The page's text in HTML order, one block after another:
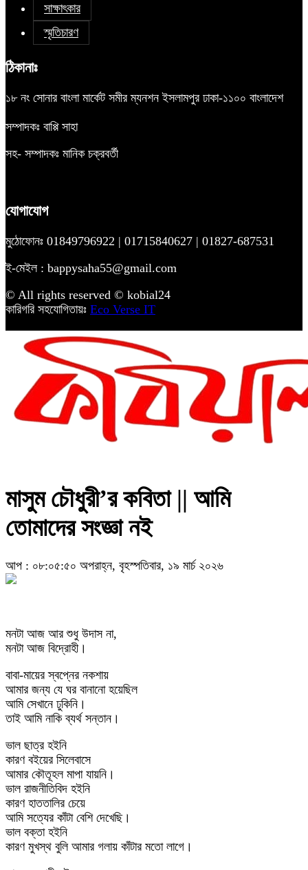
সাক্ষাৎকার
স্মৃতিচারণ
ঠিকানাঃ
১৮ নং সোনার বাংলা মার্কেট সমীর ম্যনশন ইসলামপুর ঢাকা-১১০০ বাংলাদেশ
সম্পাদকঃ বাপ্পি সাহা
সহ- সম্পাদকঃ মানিক চক্রবর্তী
যোগাযোগ
মুঠোফোনঃ 01849796922 | 01715840627 | 01827-687531
ই-মেইল : bappysaha55@gmail.com
© All rights reserved © kobial24
কারিগরি সহযোগিতায়ঃ Eco Verse IT
মাসুম চৌধুরী’র কবিতা || আমি
তোমাদের সংজ্ঞা নই
আপ : ০৮:০৫:৫০ অপরাহ্ন, বৃহস্পতিবার, ১৯ মার্চ ২০২৬
মনটা আজ আর শুধু উদাস না,
মনটা আজ বিদ্রোহী।
বাবা-মায়ের স্বপ্নের নকশায়
আমার জন্য যে ঘর বানানো হয়েছিল
আমি সেখানে ঢুকিনি।
তাই আমি নাকি ব্যর্থ সন্তান।
ভাল ছাত্র হইনি
কারণ বইয়ের সিলেবাসে
আমার কৌতূহল মাপা যায়নি।
ভাল রাজনীতিবিদ হইনি
কারণ হাততালির চেয়ে
আমি সত্যের কাঁটা বেশি দেখেছি।
ভাল বক্তা হইনি
কারণ মুখস্থ বুলি আমার গলায় কাঁটার মতো লাগে।